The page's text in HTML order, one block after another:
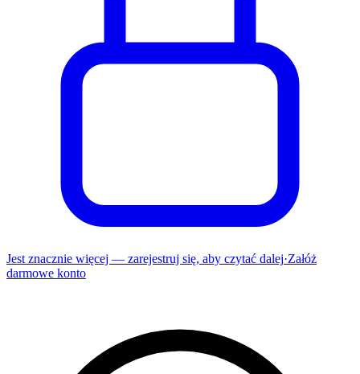
Jest znacznie więcej — zarejestruj się, aby czytać dalej·Załóż
darmowe konto